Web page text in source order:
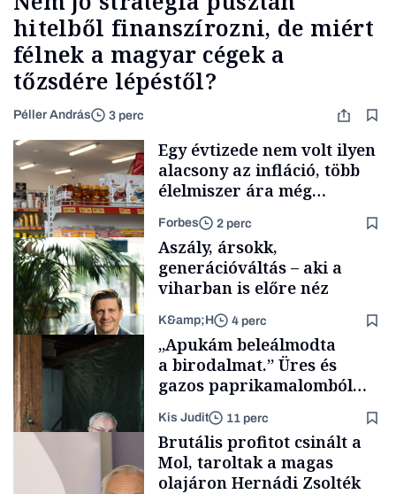
hitelből finanszírozni, de miért
félnek a magyar cégek a
tőzsdére lépéstől?
Péller András 3 perc
Makro
Egy évtizede nem volt ilyen
alacsony az infláció, több
élelmiszer ára még
rohamosan csökken is
Forbes 2 perc
TÁMOGATÓI
TARTALOM
Aszály, ársokk,
generációváltás – aki a
viharban is előre néz
K&amp;H 4 perc
„Apukám beleálmodta
a birodalmat.” Üres és
gazos paprikamalomból
lett az igazi családi
fűszersztori
Kis Judit 11 perc
Brutális profitot csinált a
Mol, taroltak a magas
olajáron Hernádi Zsolték